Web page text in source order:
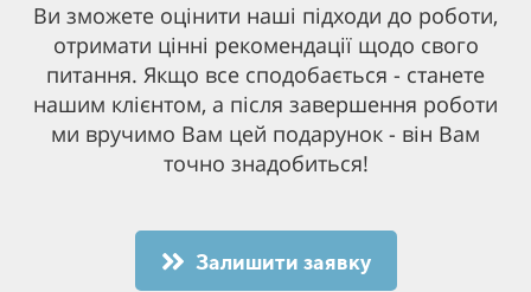
Ви зможете оцінити наші підходи до роботи,
отримати цінні рекомендації щодо свого
питання. Якщо все сподобається - станете
нашим клієнтом, а після завершення роботи
ми вручимо Вам цей подарунок - він Вам
точно знадобиться!
Залишити заявку